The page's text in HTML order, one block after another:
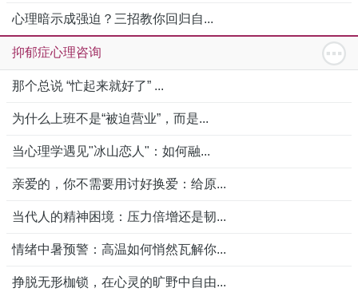
心理暗示成强迫？三招教你回归自...
抑郁症心理咨询
那个总说 “忙起来就好了” ...
为什么上班不是“被迫营业”，而是...
当心理学遇见"冰山恋人"：如何融...
亲爱的，你不需要用讨好换爱：给原...
当代人的精神困境：压力倍增还是韧...
情绪中暑预警：高温如何悄然瓦解你...
挣脱无形枷锁，在心灵的旷野中自由...